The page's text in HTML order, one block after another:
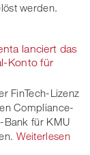
werden.
lanciert das
Konto für
FinTech-Lizenz
Compliance-
Bank für KMU
Weiterlesen